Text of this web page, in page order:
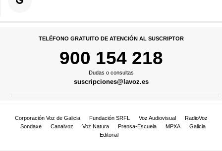
TELÉFONO GRATUITO DE ATENCIÓN AL SUSCRIPTOR
900 154 218
Dudas o consultas
suscripciones@lavoz.es
Corporación Voz de Galicia Fundación SRFL Voz Audiovisual
RadioVoz
Sondaxe
Canalvoz Voz Natura Prensa-Escuela MPXA
Galicia
Editorial